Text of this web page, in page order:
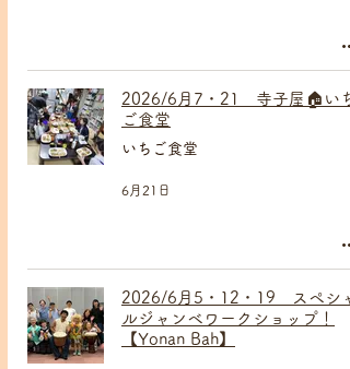
2026/6月7・21 寺子屋🏠いち
ご食堂
いちご食堂
6月21日
2026/6月5・12・19 スペシャ
ルジャンベワークショップ！
【Yonan Bah】